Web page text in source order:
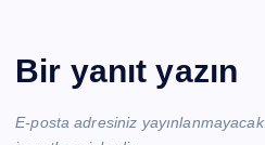
Bir yanıt yazın
E-posta adresiniz yayınlanmayacak.